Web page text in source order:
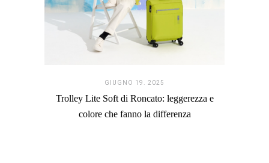
GIUGNO 19. 2025
Trolley Lite Soft di Roncato: leggerezza e
colore che fanno la differenza